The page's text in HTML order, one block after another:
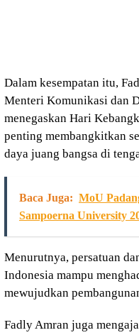
Dalam kesempatan itu,
Menteri Komunikasi dan
menegaskan Hari
penting membangkitkan
daya juang bangsa di
Baca Juga: MoU
Sampoerna University
Menurutnya, persatuan
Indonesia mampu
mewujudkan
Fadly Amran juga